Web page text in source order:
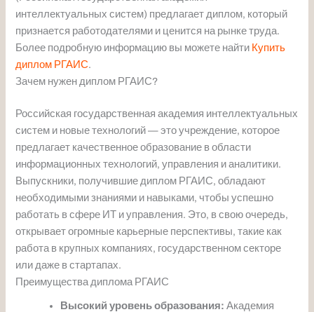
интеллектуальных систем) предлагает диплом, который
признается работодателями и ценится на рынке труда.
Более подробную информацию вы можете найти Купить
диплом РГАИС.
Зачем нужен диплом РГАИС?
Российская государственная академия интеллектуальных
систем и новые технологий — это учреждение, которое
предлагает качественное образование в области
информационных технологий, управления и аналитики.
Выпускники, получившие диплом РГАИС, обладают
необходимыми знаниями и навыками, чтобы успешно
работать в сфере ИТ и управления. Это, в свою очередь,
открывает огромные карьерные перспективы, такие как
работа в крупных компаниях, государственном секторе
или даже в стартапах.
Преимущества диплома РГАИС
Высокий уровень образования: Академия